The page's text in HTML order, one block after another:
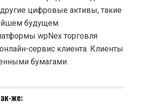
цифровые активы, такие
будущем.
wpNex торговля
сервис клиента. Клиенты
бумагами.
же: